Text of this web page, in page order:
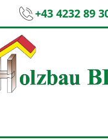
+43 4232 89